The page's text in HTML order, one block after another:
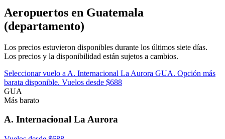
Aeropuertos en Guatemala
(departamento)
Los precios estuvieron disponibles durante los últimos siete días.
Los precios y la disponibilidad están sujetos a cambios.
Seleccionar vuelo a A. Internacional La Aurora GUA. Opción más
barata disponible. Vuelos desde $688
GUA
Más barato
A. Internacional La Aurora